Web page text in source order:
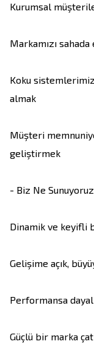
Kurumsal
Markamızı
Koku
almak
Müşteri
geliştirmek
- Biz Ne
Dinamik ve keyifli
Gelişime açık,
Performansa
Güçlü bir marka